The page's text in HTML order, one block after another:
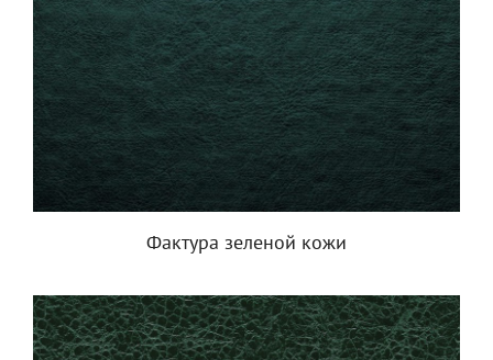
Фактура зеленой кожи